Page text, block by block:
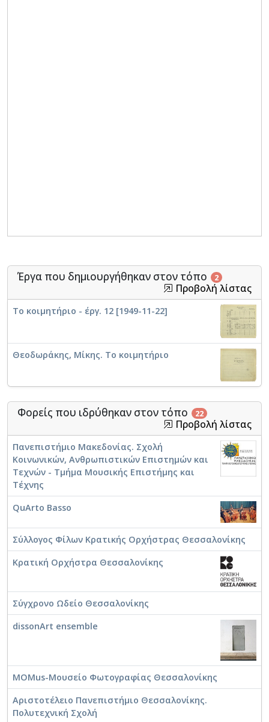
Έργα που δημιουργήθηκαν στον τόπο 2
Προβολή λίστας
Το κοιμητήριο - έργ. 12 [1949-11-22]
Θεοδωράκης, Μίκης. Το κοιμητήριο
Φορείς που ιδρύθηκαν στον τόπο 22
Προβολή λίστας
Πανεπιστήμιο Μακεδονίας. Σχολή
Κοινωνικών, Ανθρωπιστικών Επιστημών και
Τεχνών - Τμήμα Μουσικής Επιστήμης και
Τέχνης
QuArto Basso
Σύλλογος Φίλων Κρατικής Ορχήστρας Θεσσαλονίκης
Κρατική Ορχήστρα Θεσσαλονίκης
Σύγχρονο Ωδείο Θεσσαλονίκης
dissonArt ensemble
MOMus-Μουσείο Φωτογραφίας Θεσσαλονίκης
Αριστοτέλειο Πανεπιστήμιο Θεσσαλονίκης.
Πολυτεχνική Σχολή